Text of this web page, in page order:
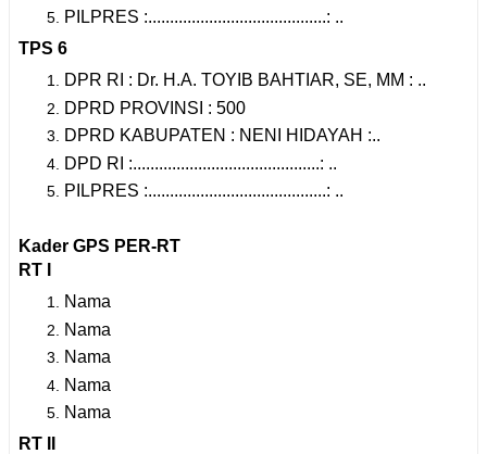
PILPRES :.........................................: ..
TPS 6
DPR RI : Dr. H.A. TOYIB BAHTIAR, SE, MM : ..
DPRD PROVINSI : 500
DPRD KABUPATEN : NENI HIDAYAH :..
DPD RI :...........................................: ..
PILPRES :.........................................: ..
Kader GPS PER-RT
RT I
Nama
Nama
Nama
Nama
Nama
RT II